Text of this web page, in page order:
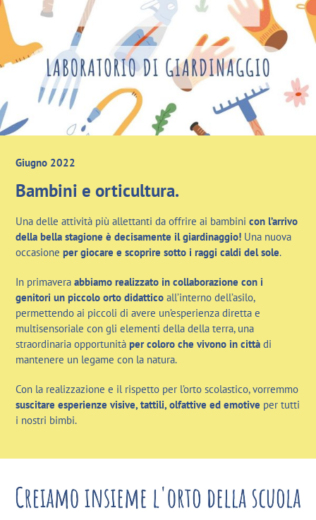
Giugno 2022
Bambini e orticultura.
Una delle attività più allettanti da offrire ai bambinicon l’arrivo
della bella stagione è decisamente il giardinaggio! Una nuova
occasioneper giocare e scoprire sotto i raggi caldi del sole.
In primaveraabbiamo realizzato in collaborazione con i
genitori un piccolo orto didattico all’interno dell’asilo,
permettendo ai piccoli di avere un’esperienza diretta e
multisensoriale con gli elementi della della terra, una
straordinaria opportunitàper coloro che vivono in cittàdi
mantenere un legame con la natura.
Con la realizzazione e il rispetto per l’orto scolastico, vorremmo
suscitare esperienze visive, tattili, olfattive ed emotive per tutti
i nostri bimbi.